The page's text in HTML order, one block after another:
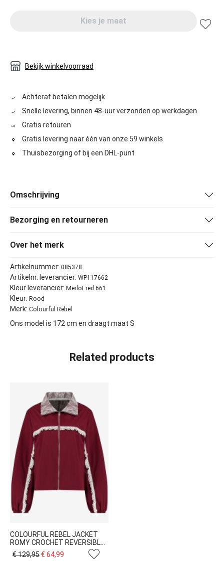
Kies je maat
Bekijk winkelvoorraad
Achteraf betalen mogelijk
Snelle levering, binnen 48-uur verzonden op werkdagen
Gratis retouren
Gratis levering naar één van onze 59 winkels
Thuisbezorging of bij een DHL-punt
Omschrijving
Bezorging en retourneren
Over het merk
Artikelnummer: 085378
Artikelnr. leverancier: WP117662
Kleur leverancier: Merlot red 661
Kleur: Rood
Merk: Colourful Rebel
Ons model is 172 cm en draagt maat S
Related products
COLOURFUL REBEL JACKET
ROMY CROCHET REVERSIBLE
WJ117661
€ 129,95€ 64,99